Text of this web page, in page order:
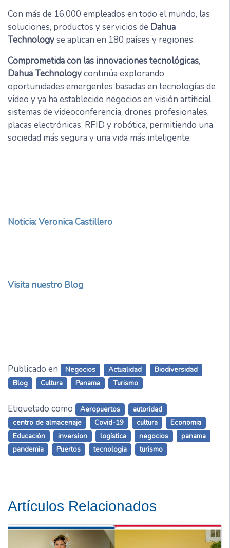
Con más de 16,000 empleados en todo el mundo, las
soluciones, productos y servicios de Dahua
Technologyse aplican en 180 países y regiones.
Comprometida con las innovaciones tecnológicas,
Dahua Technologycontinúa explorando
oportunidades emergentes basadas en tecnologías de
video y ya ha establecido negocios en visión artificial,
sistemas de videoconferencia, drones profesionales,
placas electrónicas, RFID y robótica, permitiendo una
sociedad más segura y una vida más inteligente.
Noticia:Veronica Castillero
Visita nuestro Blog
Publicado en Negocios Actualidad
Biodiversidad
Blog
Cultura Panama Turismo
Etiquetado como Aeropuertos
autoridad
centro de almacenaje
Covid-19 cultura
Economia
Educación
inversion logística negocios
panama
pandemia
Puertos tecnologia turismo
Artículos Relacionados